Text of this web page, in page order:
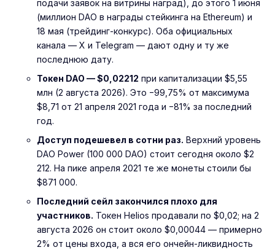
подачи заявок на витрины наград), до этого 1 июня
(миллион DAO в награды стейкинга на Ethereum) и
18 мая (трейдинг-конкурс). Оба официальных
канала — X и Telegram — дают одну и ту же
последнюю дату.
Токен DAO — $0,02212 при капитализации $5,55
млн (2 августа 2026). Это −99,75% от максимума
$8,71 от 21 апреля 2021 года и −81% за последний
год.
Доступ подешевел в сотни раз. Верхний уровень
DAO Power (100 000 DAO) стоит сегодня около $2
212. На пике апреля 2021 те же монеты стоили бы
$871 000.
Последний сейл закончился плохо для
участников. Токен Helios продавали по $0,02; на 2
августа 2026 он стоит около $0,00044 — примерно
2% от цены входа, а вся его ончейн-ликвидность